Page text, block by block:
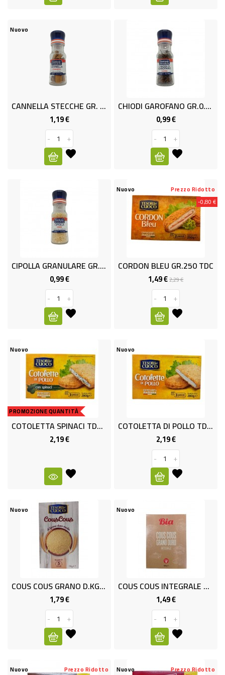
PASTA
PANETTERIA
PASTICCERIA
INDUST-
LATTICINI
SURGELATI
NON
FOOD
ELETTRODOMESTICI
TESSILE
BIANCHERIA
Nuovo
CANNELLA STECCHE GR. 0.09
1,19 €Prezzo
-
+
CHIODI GAROFANO GR.0.20
0,99 €Prezzo
-
+
CIPOLLA GRANULARE GR. 0.26 TDC
0,99 €Prezzo
-
+
Nuovo
-0,80 €
Prezzo Ridotto
CORDON BLEU GR.250 TDC
1,49 €Prezzo
base
2,29 €Prezzo
-
+
Nuovo
PROMOZIONE QUANTITÀ
COTOLETTA SPINACI TDC GR.280
2,19 €Prezzo
Nuovo
COTOLETTA DI POLLO TDC X3 G280
2,19 €Prezzo
-
+
Nuovo
COUS COUS GRANO D.KG.1 T.CUOCO
1,79 €Prezzo
-
+
Nuovo
COUS COUS INTEGRALE GR.500 T.C
1,49 €Prezzo
-
+
Nuovo
Prezzo Ridotto
Nuovo
Prezzo Ridotto